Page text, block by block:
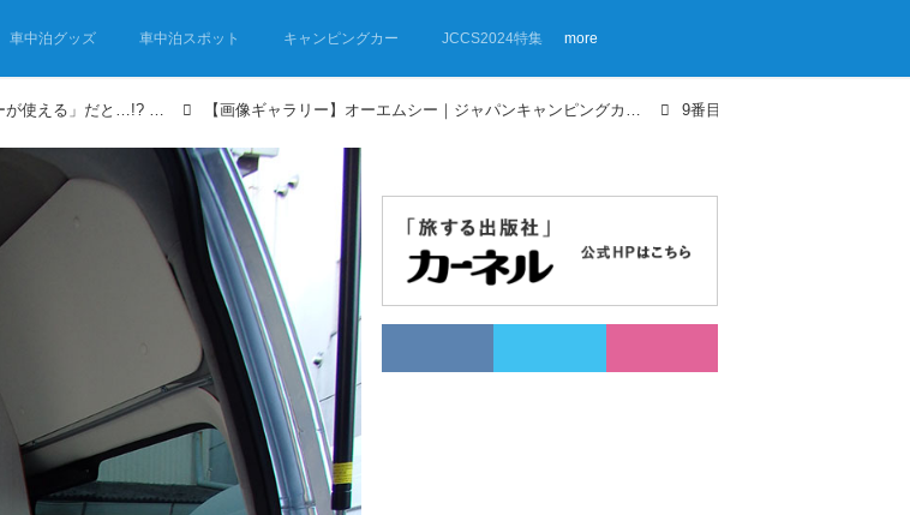
車中泊グッズ 車中泊スポット キャンピングカー JCCS2024特集 more
バンコンなのに車内で「立ってシャワーが使える」だと…!? 2024年新作キャンピングカーこの一台に注目！ 【画像ギャラリー】オーエムシー｜ジャパンキャンピングカーショー2024特集 9番目の画像